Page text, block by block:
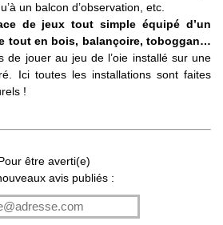
un balcon d’observation, etc.
de jeux tout simple équipé d’un
tout en bois, balançoire, toboggan…
de jouer au jeu de l’oie installé sur une
Ici toutes les installations sont faites
!
être averti(e)
avis publiés :